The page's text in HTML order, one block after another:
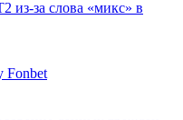
из-за слова «микс» в
Fonbet